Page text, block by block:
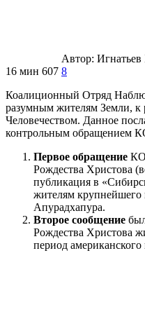
Автор: Игнатьев
16 мин 607 8
Коалиционный Отряд
разумным жителям Земли, к
Человечеством. Данное
контрольным обращением
Первое обращение
Рождества Христова
публикация в
жителям крупнейшего
Апурадхапура.
Второе сообщение
Рождества Христова
период американского